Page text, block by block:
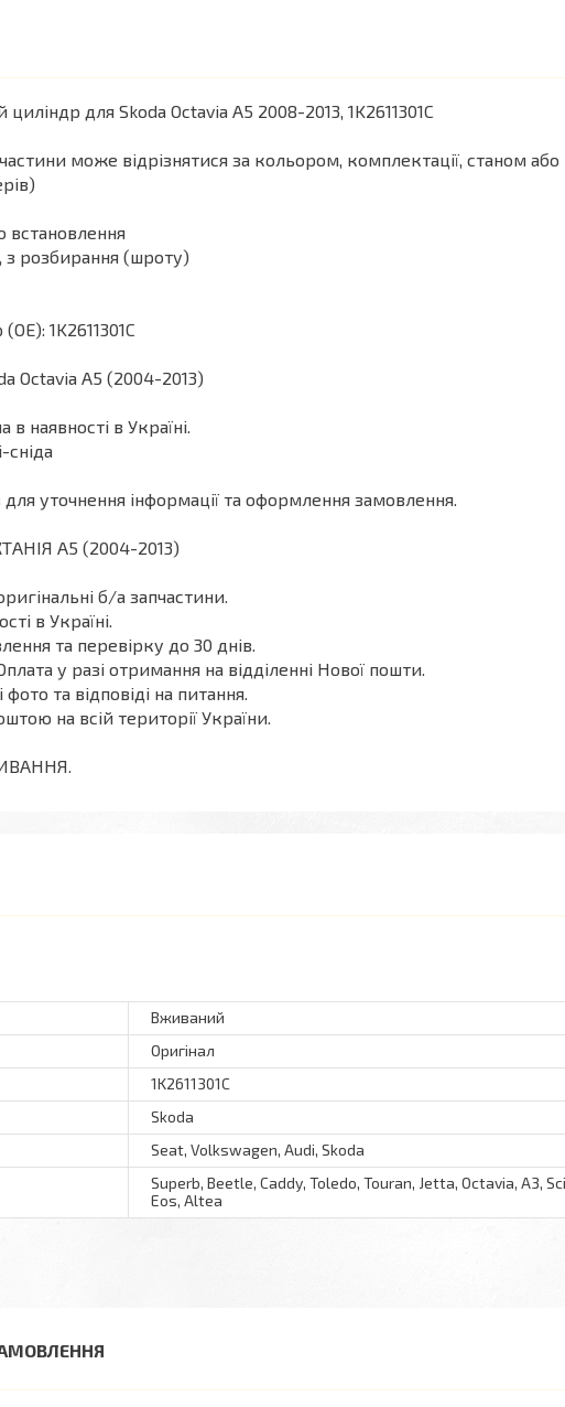
для Skoda Octavia A5 2008-2013, 1K2611301C
може відрізнятися за кольором, комплектації, станом
встановлення
з розбирання (шроту)
1K2611301C
Octavia A5 (2004-2013)
в наявності в Україні.
сніда
уточнення інформації та оформлення замовлення.
A5 (2004-2013)
б/а запчастини.
в Україні.
та перевірку до 30 днів.
у разі отримання на відділенні Нової пошти.
та відповіді на питання.
на всій території України.
Вживаний
Оригінал
1K2611301C
Skoda
Seat, Volkswagen, Audi, Skoda
Superb, Beetle, Caddy, Toledo, Touran, Jetta, Octavia, A3,
Eos, Altea